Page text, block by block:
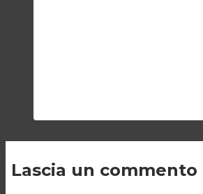
Lascia un commento